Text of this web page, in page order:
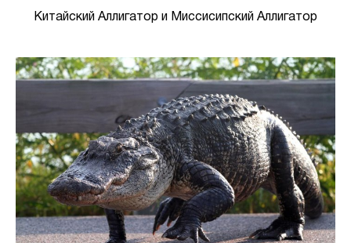
Китайский Аллигатор и Миссисипский Аллигатор